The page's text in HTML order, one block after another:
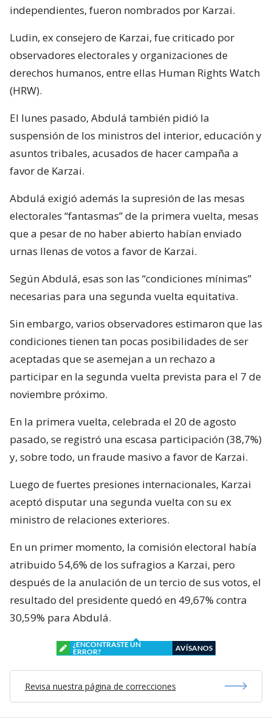
independientes, fueron nombrados por Karzai.
Ludin, ex consejero de Karzai, fue criticado por
observadores electorales y organizaciones de
derechos humanos, entre ellas Human Rights Watch
(HRW).
El lunes pasado, Abdulá también pidió la
suspensión de los ministros del interior, educación y
asuntos tribales, acusados de hacer campaña a
favor de Karzai.
Abdulá exigió además la supresión de las mesas
electorales “fantasmas” de la primera vuelta, mesas
que a pesar de no haber abierto habían enviado
urnas llenas de votos a favor de Karzai.
Según Abdulá, esas son las “condiciones mínimas”
necesarias para una segunda vuelta equitativa.
Sin embargo, varios observadores estimaron que las
condiciones tienen tan pocas posibilidades de ser
aceptadas que se asemejan a un rechazo a
participar en la segunda vuelta prevista para el 7 de
noviembre próximo.
En la primera vuelta, celebrada el 20 de agosto
pasado, se registró una escasa participación (38,7%)
y, sobre todo, un fraude masivo a favor de Karzai.
Luego de fuertes presiones internacionales, Karzai
aceptó disputar una segunda vuelta con su ex
ministro de relaciones exteriores.
En un primer momento, la comisión electoral había
atribuido 54,6% de los sufragios a Karzai, pero
después de la anulación de un tercio de sus votos, el
resultado del presidente quedó en 49,67% contra
30,59% para Abdulá.
¿ENCONTRASTE UN
ERROR?
AVÍSANOS
Revisa nuestra página de correcciones